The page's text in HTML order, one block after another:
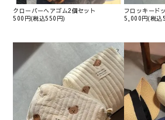
クローバーヘアゴム2個セット
500円(税込550円)
フロッキード
5,000円(税込